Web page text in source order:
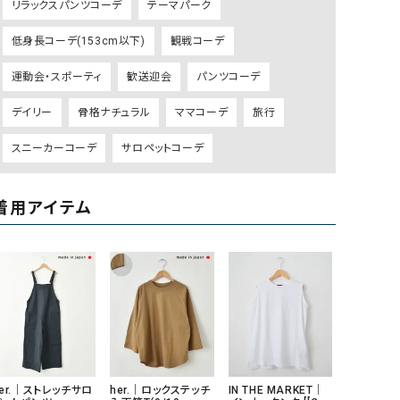
GO TO HOLLYWOOD（ゴートゥーハリウ
ッド）
G-STAR RAW（ジースターロウ）
GOOD SPEED（グッドスピード） un cinq（アンサンク）
GAIMO（ガイモ）
UNIVERSAL OVERALL（
（ｇ） （グラム） upper hights（アッパーハイ
Gives a sense of fullment +phenix（フェニックス）
HUNTER（ハンター） WILD THINGS（ワイルドシ
ICHI（イチ）
ILIMA（イリマ）
リラックスパンツコーデ テーマパーク
低身長コーデ(153cm以下) 観戦コーデ
運動会・スポーティ 歓送迎会 パンツコーデ
デイリー 骨格ナチュラル ママコーデ 旅行
スニーカーコーデ サロペットコーデ
用アイテム
｜ストレッチサロ
her.｜ロックステッチ
IN THE MARKET｜